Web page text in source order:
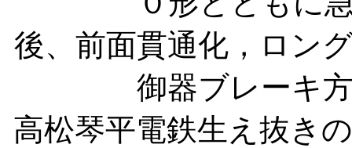
後、前面貫通化，ロン
御器ブレーキ
高松琴平電鉄生え抜き